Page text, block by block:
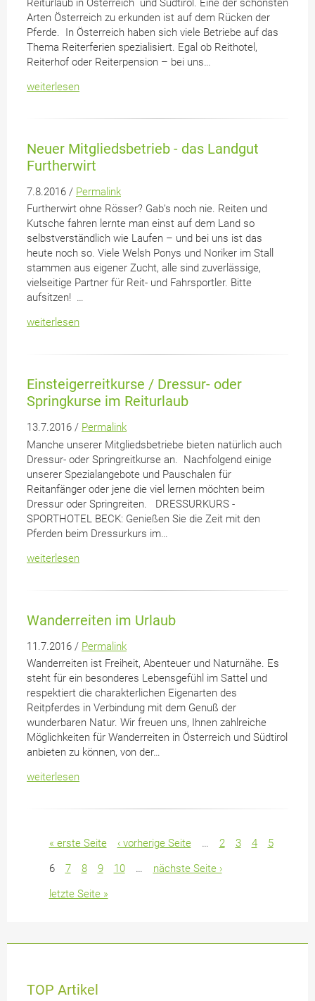
Reiturlaub in Österreich und Südtirol. Eine der schönsten
Arten Österreich zu erkunden ist auf dem Rücken der
Pferde. In Österreich haben sich viele Betriebe auf das
Thema Reiterferien spezialisiert. Egal ob Reithotel,
Reiterhof oder Reiterpension – bei uns…
weiterlesen
Neuer Mitgliedsbetrieb - das Landgut
Furtherwirt
7.8.2016 / Permalink
Furtherwirt ohne Rösser? Gab’s noch nie. Reiten und
Kutsche fahren lernte man einst auf dem Land so
selbstverständlich wie Laufen – und bei uns ist das
heute noch so. Viele Welsh Ponys und Noriker im Stall
stammen aus eigener Zucht, alle sind zuverlässige,
vielseitige Partner für Reit- und Fahrsportler. Bitte
aufsitzen! …
weiterlesen
Einsteigerreitkurse / Dressur- oder
Springkurse im Reiturlaub
13.7.2016 / Permalink
Manche unserer Mitgliedsbetriebe bieten natürlich auch
Dressur- oder Springreitkurse an. Nachfolgend einige
unserer Spezialangebote und Pauschalen für
Reitanfänger oder jene die viel lernen möchten beim
Dressur oder Springreiten. DRESSURKURS -
SPORTHOTEL BECK: Genießen Sie die Zeit mit den
Pferden beim Dressurkurs im…
weiterlesen
Wanderreiten im Urlaub
11.7.2016 / Permalink
Wanderreiten ist Freiheit, Abenteuer und Naturnähe. Es
steht für ein besonderes Lebensgefühl im Sattel und
respektiert die charakterlichen Eigenarten des
Reitpferdes in Verbindung mit dem Genuß der
wunderbaren Natur. Wir freuen uns, Ihnen zahlreiche
Möglichkeiten für Wanderreiten in Österreich und Südtirol
anbieten zu können, von der…
weiterlesen
Seiten« erste Seite ‹ vorherige Seite 2 3 4
5
6
7 8 9 10
nächste Seite ›
letzte Seite »
TOP Artikel